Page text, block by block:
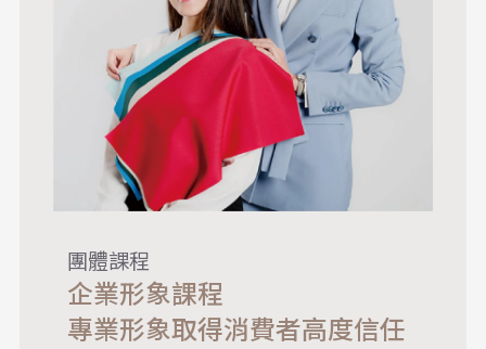
團體課程
企業形象課程
專業形象取得消費者高度信任